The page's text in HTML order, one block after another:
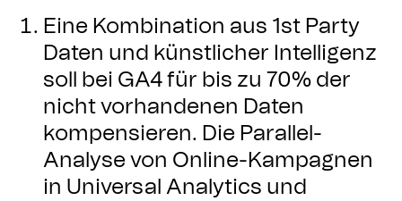
Eine Kombination aus 1st Party
Daten und künstlicher Intelligenz
soll bei GA4 für bis zu 70% der
nicht vorhandenen Daten
kompensieren. Die Parallel-
Analyse von Online-Kampagnen
in Universal Analytics und